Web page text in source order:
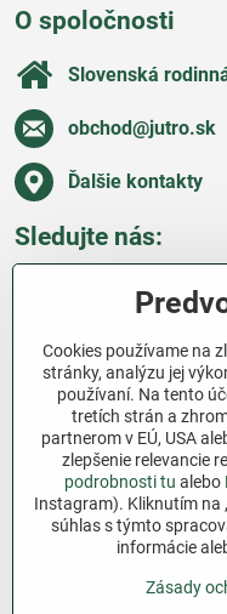
O spoločnosti
Slovenská
obchod​@jutro​.sk
Ďalšie kontakty
Sledujte nás:
Všetko o nákupe
Ďakujeme za
Sme slovenský e-
vďaka vám –
lásku k pôde​.
pokračovať v
záhradkárom
Cookies používame na
stránky, analýzu jej
používaní. Na tento
tretích strán a
partnerom v EÚ, USA
zlepšenie relevancie
podrobnosti tu alebo
Instagram). Kliknutím na
súhlas s týmto
informácie
Zásady